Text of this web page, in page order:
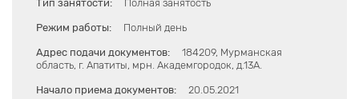
Тип занятости: Полная занятость
Режим работы: Полный день
Адрес подачи документов:
184209, Мурманская
область, г. Апатиты, мрн. Академгородок, д.13А.
Начало приема документов: 20.05.2021